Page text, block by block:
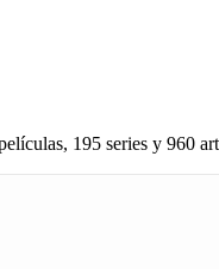
195 series y 960